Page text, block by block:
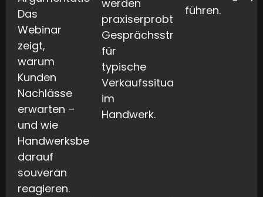
Das
Webinar
zeigt,
warum
Kunden
Nachlässe
erwarten –
und wie
Handwerksbetriebe
darauf
souverän
reagieren.
werden
praxiserprobte
Gesprächsstrategien
für
typische
Verkaufssituationen
im
Handwerk.
führen.